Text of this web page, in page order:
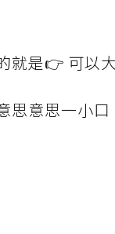
就是👉 可以
思意思一小口